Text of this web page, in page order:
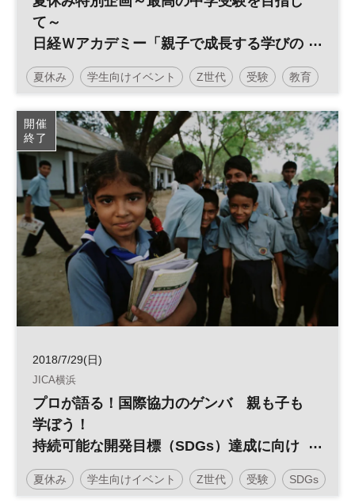
て～
日経Ｗアカデミー「親子で成長する学びの
学校」
夏休み 学生向けイベント Z世代 受験 教育
親子イベント 中学受験
子育て
開催
終了
2018/7/29(日)
JICA横浜
プロが語る！国際協力のゲンバ 親も子も
学ぼう！
持続可能な開発目標（SDGs）達成に向け
て働くということ
夏休み 学生向けイベント Z世代 受験 SDGs